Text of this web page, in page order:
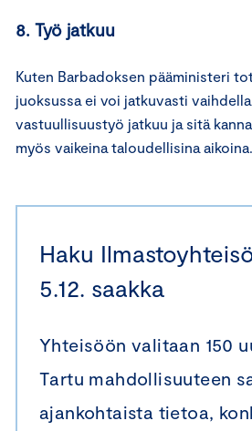
8. Työ jatkuu
Kuten Barbadoksen pääministeri
juoksussa ei voi jatkuvasti
vastuullisuustyö jatkuu ja sitä
myös vaikeina taloudellisina aikoina.
Haku
5.12. saakka
Yhteisöön valitaan 150
Tartu mahdollisuuteen
ajankohtaista tietoa,